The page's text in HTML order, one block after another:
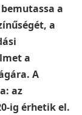
a
a
a
A
az
ig érhetik el.